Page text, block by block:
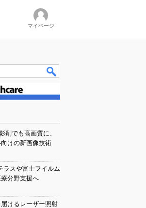
マイページ
剤でも高画質に、
けの新画像技術
ラスや富士フイルム
分野支援へ
けるレーザー照射